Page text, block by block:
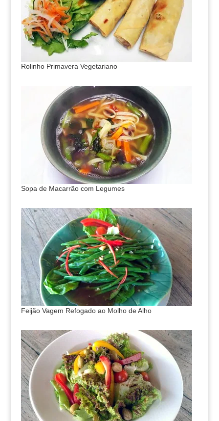
Rolinho Primavera Vegetariano
Sopa de Macarrão com Legumes
Feijão Vagem Refogado ao Molho de Alho